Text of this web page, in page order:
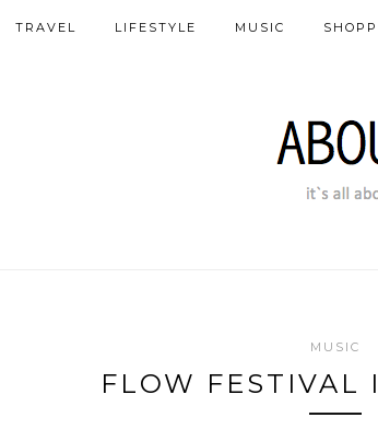
TRAVEL LIFESTYLE MUSIC
MUSIC
FLOW FESTIVAL